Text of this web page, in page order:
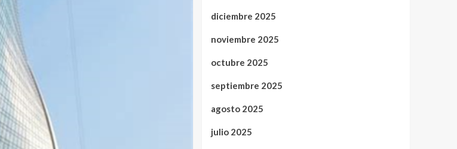
diciembre 2025
noviembre 2025
octubre 2025
septiembre 2025
agosto 2025
julio 2025